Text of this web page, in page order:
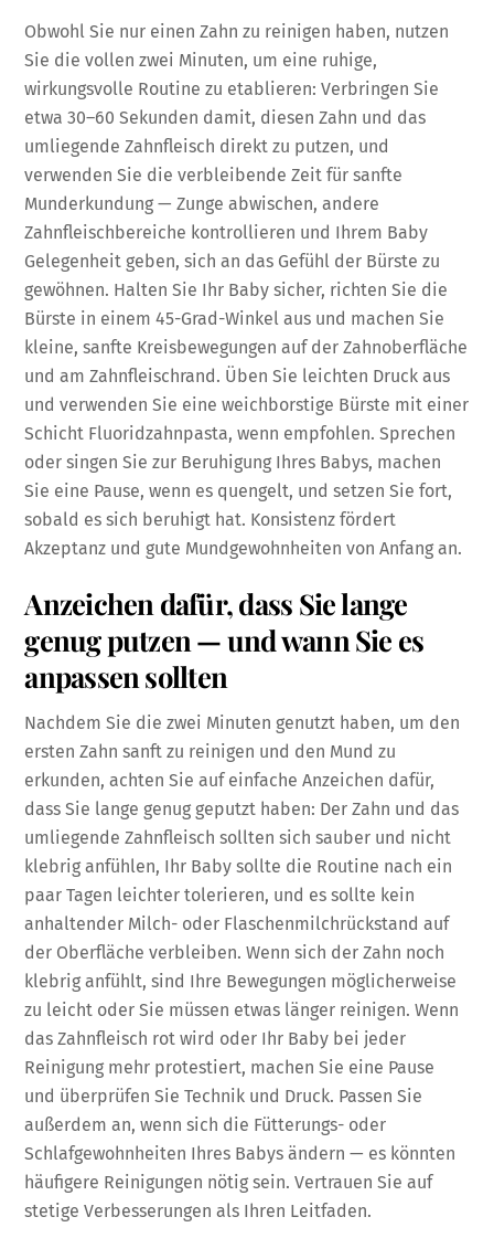
Obwohl Sie nur einen Zahn zu reinigen haben, nutzen
Sie die vollen zwei Minuten, um eine ruhige,
wirkungsvolle Routine zu etablieren: Verbringen Sie
etwa 30–60 Sekunden damit, diesen Zahn und das
umliegende Zahnfleisch direkt zu putzen, und
verwenden Sie die verbleibende Zeit für sanfte
Munderkundung — Zunge abwischen, andere
Zahnfleischbereiche kontrollieren und Ihrem Baby
Gelegenheit geben, sich an das Gefühl der Bürste zu
gewöhnen. Halten Sie Ihr Baby sicher, richten Sie die
Bürste in einem 45-Grad-Winkel aus und machen Sie
kleine, sanfte Kreisbewegungen auf der Zahnoberfläche
und am Zahnfleischrand. Üben Sie leichten Druck aus
und verwenden Sie eine weichborstige Bürste mit einer
Schicht Fluoridzahnpasta, wenn empfohlen. Sprechen
oder singen Sie zur Beruhigung Ihres Babys, machen
Sie eine Pause, wenn es quengelt, und setzen Sie fort,
sobald es sich beruhigt hat. Konsistenz fördert
Akzeptanz und gute Mundgewohnheiten von Anfang an.
Anzeichen dafür, dass Sie lange
genug putzen — und wann Sie es
anpassen sollten
Nachdem Sie die zwei Minuten genutzt haben, um den
ersten Zahn sanft zu reinigen und den Mund zu
erkunden, achten Sie auf einfache Anzeichen dafür,
dass Sie lange genug geputzt haben: Der Zahn und das
umliegende Zahnfleisch sollten sich sauber und nicht
klebrig anfühlen, Ihr Baby sollte die Routine nach ein
paar Tagen leichter tolerieren, und es sollte kein
anhaltender Milch- oder Flaschenmilchrückstand auf
der Oberfläche verbleiben. Wenn sich der Zahn noch
klebrig anfühlt, sind Ihre Bewegungen möglicherweise
zu leicht oder Sie müssen etwas länger reinigen. Wenn
das Zahnfleisch rot wird oder Ihr Baby bei jeder
Reinigung mehr protestiert, machen Sie eine Pause
und überprüfen Sie Technik und Druck. Passen Sie
außerdem an, wenn sich die Fütterungs- oder
Schlafgewohnheiten Ihres Babys ändern — es könnten
häufigere Reinigungen nötig sein. Vertrauen Sie auf
stetige Verbesserungen als Ihren Leitfaden.